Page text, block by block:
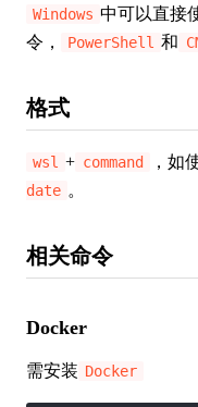
Windows 中可以直接
令，
PowerShell 和
格式
wsl + command ，如
date 。
相关命令
Docker
需安装 Docker